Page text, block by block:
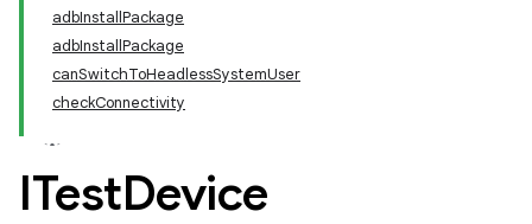
adbInstallPackage
adbInstallPackage
canSwitchToHeadlessSystemUser
checkConnectivity
ITestDevice